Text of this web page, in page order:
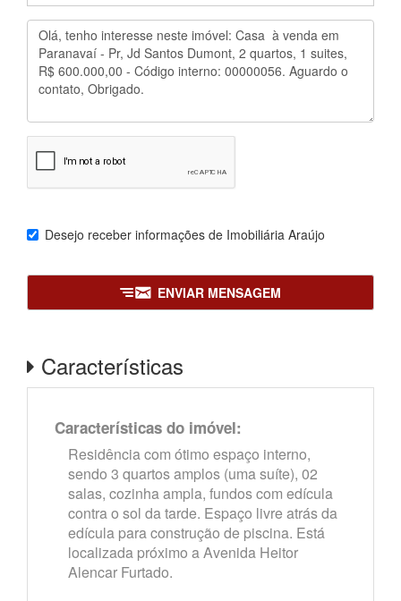
Desejo receber informações de Imobiliária Araújo
ENVIAR MENSAGEM
Características
Características do imóvel:
Residência com ótimo espaço interno,
sendo 3 quartos amplos (uma suíte), 02
salas, cozinha ampla, fundos com edícula
contra o sol da tarde. Espaço livre atrás da
edícula para construção de piscina. Está
localizada próximo a Avenida Heitor
Alencar Furtado.